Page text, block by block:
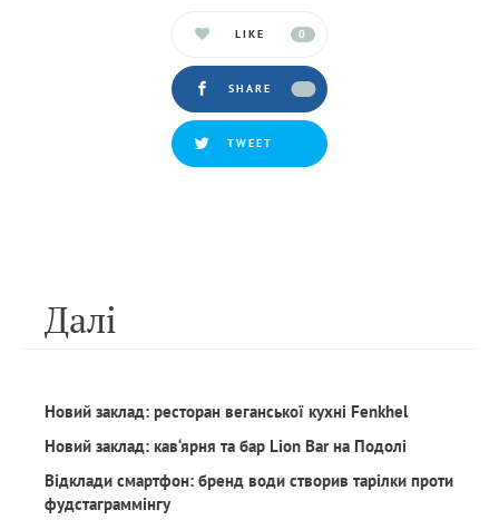
LIKE 0
SHARE
TWEET
Далi
Новий заклад: ресторан веганської кухні Fenkhel
Новий заклад: кав‘ярня та бар Lion Bar на Подолі
Відклади смартфон: бренд води створив тарілки проти
фудстаграммінгу